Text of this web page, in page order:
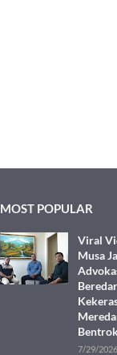
MOST POPULAR
Viral
Musa
7/29/